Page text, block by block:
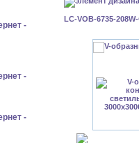
LC-VOB-6735-